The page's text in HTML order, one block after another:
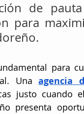
de
para
para
Una agencia
justo cuando
presenta